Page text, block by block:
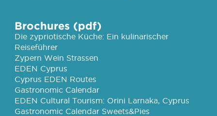
Brochures (pdf)
Die zypriotische Küche: Ein kulinarischer
Reiseführer
Zypern Wein Strassen
EDEN Cyprus
Cyprus EDEN Routes
Gastronomic Calendar
EDEN Cultural Tourism: Orini Larnaka, Cyprus
Gastronomic Calendar Sweets&Pies